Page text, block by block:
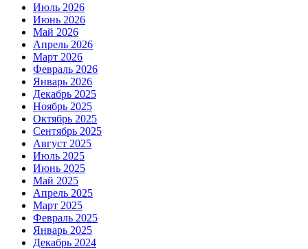
Июль 2026
Июнь 2026
Май 2026
Апрель 2026
Март 2026
Февраль 2026
Январь 2026
Декабрь 2025
Ноябрь 2025
Октябрь 2025
Сентябрь 2025
Август 2025
Июль 2025
Июнь 2025
Май 2025
Апрель 2025
Март 2025
Февраль 2025
Январь 2025
Декабрь 2024